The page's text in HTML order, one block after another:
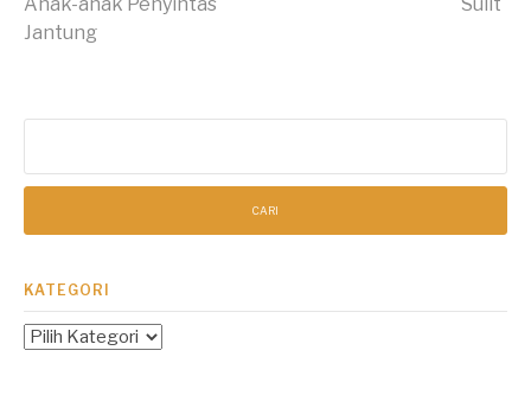
Membaca
Anak-anak Penyintas
Jantung
Sulit
KATEGORI
Kategori